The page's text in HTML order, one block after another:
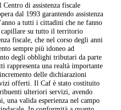
di assistenza fiscale
dal 1993 garantendo assistenza
a tutti i cittadini che ne fanno
capillare su tutto il territorio
fiscale, che nel corso degli anni
sempre più idoneo ad
degli obblighi tributari da parte
una realtà importante
delle dichiarazioni
offerti. Il Caf è stato costituito
ulteriori servizi, avendo
una valida esperienza nel campo